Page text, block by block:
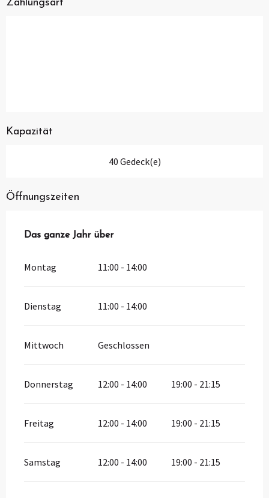
Zahlungsart
Kapazität
40 Gedeck(e)
Öffnungszeiten
Das ganze Jahr über
Das ganze Jahr über
Montag 11:00 - 14:00
Dienstag 11:00 - 14:00
Mittwoch Geschlossen
Donnerstag 12:00 - 14:00 19:00 - 21:15
Freitag 12:00 - 14:00 19:00 - 21:15
Samstag 12:00 - 14:00 19:00 - 21:15